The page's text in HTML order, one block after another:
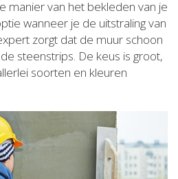
manier van het bekleden van je
wanneer je de uitstraling van
zorgt dat de muur schoon
steenstrips. De keus is groot,
soorten en kleuren